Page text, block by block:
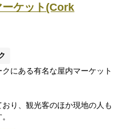
ーケット(Cork
にある有名な屋内マーケット
り、観光客のほか現地の人も